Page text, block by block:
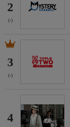
2
(-)
3
(-)
4